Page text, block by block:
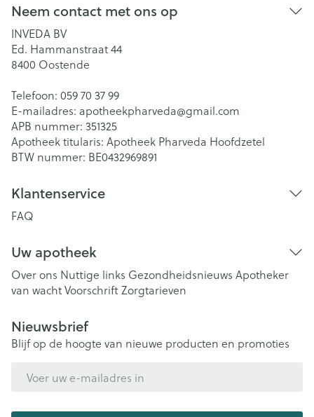
Neem contact met ons op
INVEDA BV
Ed. Hammanstraat 44
8400 Oostende
Telefoon: 059 70 37 99
E-mailadres: apotheekpharveda@gmail.com
APB nummer: 351325
Apotheek titularis: Apotheek Pharveda Hoofdzetel
BTW nummer: BE0432969891
Klantenservice
FAQ
Uw apotheek
Over ons Nuttige links Gezondheidsnieuws Apotheker
van wachtVoorschriftZorgtarieven
Nieuwsbrief
Blijf op de hoogte van nieuwe producten en promoties